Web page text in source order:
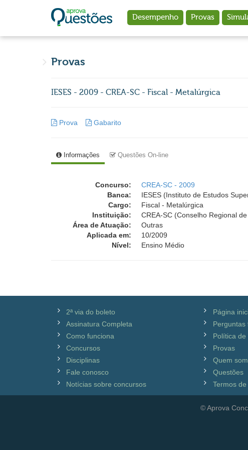
Desempenho Provas
Provas
IESES - 2009 - CREA-SC - Fiscal - Metalúrgica
Prova Gabarito
Informações Questões On-line
Concurso:
CREA-SC - 2009
Banca:
IESES (Instituto de Estudos
Cargo:
Fiscal - Metalúrgica
Instituição:
CREA-SC (Conselho Regional
Área de Atuação:
Outras
Aplicada em:
10/2009
Nível:
Ensino Médio
2ª via do boleto
Assinatura Completa
Como funciona
Concursos
Disciplinas
Fale conosco
Notícias sobre concursos
Página
Perguntas
Política de
Provas
Quem
Questões
Termos de
© Aprova